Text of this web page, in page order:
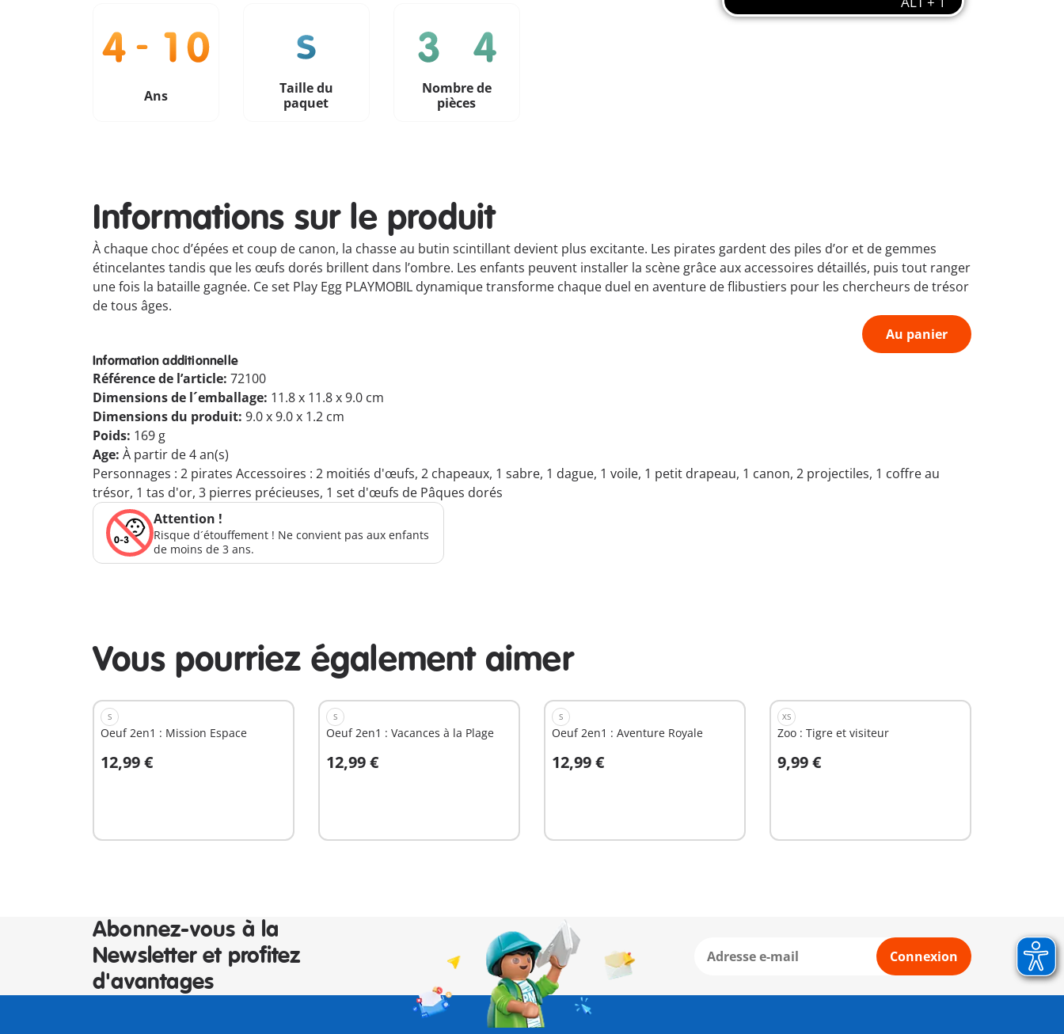
Ans
Taille du
paquet
Nombre de
pièces
Informations sur le produit
À chaque choc d’épées et coup de canon, la chasse au butin scintillant devient plus excitante. Les pirates gardent des piles d’or et de gemmes
étincelantes tandis que les œufs dorés brillent dans l’ombre. Les enfants peuvent installer la scène grâce aux accessoires détaillés, puis tout ranger
une fois la bataille gagnée. Ce set Play Egg PLAYMOBIL dynamique transforme chaque duel en aventure de flibustiers pour les chercheurs de trésor
de tous âges.
Au panier
Information additionnelle
Référence de l’article: 72100
Dimensions de l´emballage: 11.8 x 11.8 x 9.0 cm
Dimensions du produit: 9.0 x 9.0 x 1.2 cm
Poids: 169 g
Age: À partir de 4 an(s)
Personnages : 2 pirates Accessoires : 2 moitiés d'œufs, 2 chapeaux, 1 sabre, 1 dague, 1 voile, 1 petit drapeau, 1 canon, 2 projectiles, 1 coffre au
trésor, 1 tas d'or, 3 pierres précieuses, 1 set d'œufs de Pâques dorés
Attention !
Risque d´étouffement ! Ne convient pas aux enfants
de moins de 3 ans.
Vous pourriez également aimer
S
Oeuf 2en1 : Mission Espace
12,99 €
Au panier
S
Oeuf 2en1 : Vacances à la Plage
12,99 €
Au panier
S
Oeuf 2en1 : Aventure Royale
12,99 €
Au panier
XS
Zoo : Tigre et visiteur
9,99 €
Au panier
Abonnez-vous à la
Newsletter et profitez
d'avantages
Connexion